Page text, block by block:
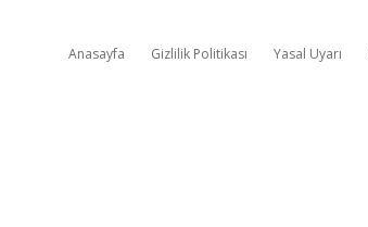
Anasayfa Gizlilik Politikası Yasal Uyarı